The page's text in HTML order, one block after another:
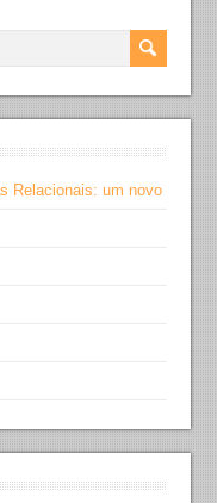
Relacionais: um novo